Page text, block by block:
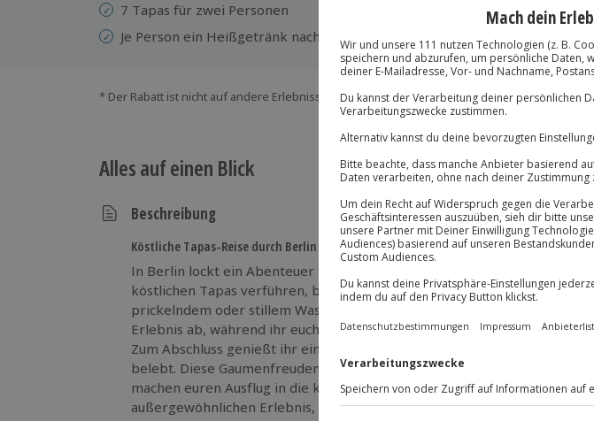
7 Tapas für zwei Personen
Je Person ein Heißgetränk nach Wahl
* Der Rabatt ist nicht auf andere Erlebnisse bei der Einlösung übertragbar. Details
Alles auf einen Blick
Beschreibung
Köstliche Tapas-Reise durch Berlin erleben
In Berlin lockt ein Abenteuer für die Geschmacksnerven. Lasst euch von
köstlichen Tapas verführen, begleitet von 2 erfrischenden Aperitifs und
prickelndem oder stillem Wasser. Eine feine Flasche Wein rundet euer
Erlebnis ab, während ihr euch durch 7 variantenreiche Tapas schlemmt.
Zum Abschluss genießt ihr einen aromatischen Kaffee, der eure Sinne
belebt. Diese Gaumenfreuden laden zum Entdecken und Genießen ein und
machen euren Ausflug in die kulinarische Welt Berlins zu einem
außergewöhnlichen Erlebnis, das Lust auf mehr macht! Entdeckt